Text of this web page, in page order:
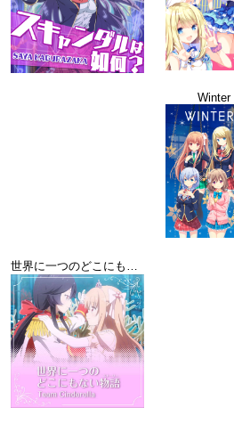
Winter
世界に一つのどこにもない物語